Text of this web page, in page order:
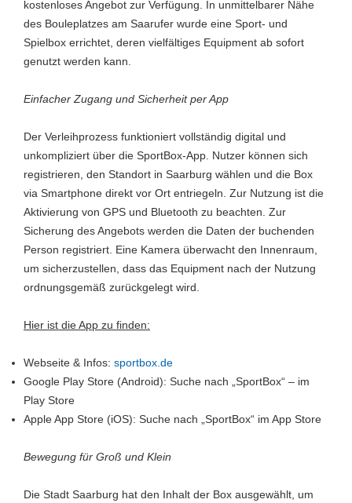
kostenloses Angebot zur Verfügung. In unmittelbarer Nähe
des Bouleplatzes am Saarufer wurde eine Sport- und
Spielbox errichtet, deren vielfältiges Equipment ab sofort
genutzt werden kann.
Einfacher Zugang und Sicherheit per App
Der Verleihprozess funktioniert vollständig digital und
unkompliziert über die SportBox-App. Nutzer können sich
registrieren, den Standort in Saarburg wählen und die Box
via Smartphone direkt vor Ort entriegeln. Zur Nutzung ist die
Aktivierung von GPS und Bluetooth zu beachten. Zur
Sicherung des Angebots werden die Daten der buchenden
Person registriert. Eine Kamera überwacht den Innenraum,
um sicherzustellen, dass das Equipment nach der Nutzung
ordnungsgemäß zurückgelegt wird.
Hier ist die App zu finden:
Webseite & Infos: sportbox.de
Google Play Store (Android): Suche nach „SportBox“ – im
Play Store
Apple App Store (iOS): Suche nach „SportBox“ im App Store
Bewegung für Groß und Klein
Die Stadt Saarburg hat den Inhalt der Box ausgewählt, um